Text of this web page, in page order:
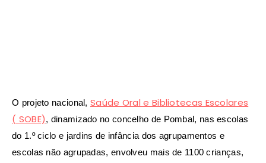
O projeto nacional, Saúde Oral e Bibliotecas Escolares
( SOBE), dinamizado no concelho de Pombal, nas escolas
do 1.º ciclo e jardins de infância dos agrupamentos e
escolas não agrupadas, envolveu mais de 1100 crianças,